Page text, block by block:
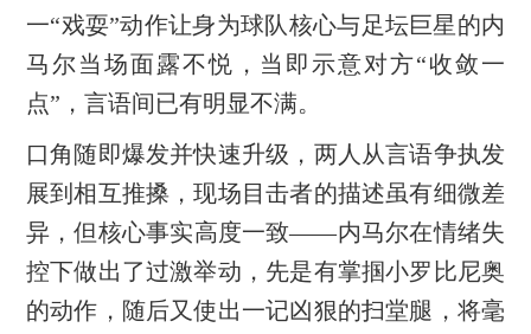
一“戏耍”动作让身为球队核心与足坛巨星的内
马尔当场面露不悦，当即示意对方“收敛一
点”，言语间已有明显不满。
口角随即爆发并快速升级，两人从言语争执发
展到相互推搡，现场目击者的描述虽有细微差
异，但核心事实高度一致——内马尔在情绪失
控下做出了过激举动，先是有掌掴小罗比尼奥
的动作，随后又使出一记凶狠的扫堂腿，将毫